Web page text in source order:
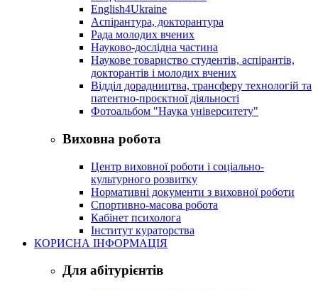
English4Ukraine
Аспірантура, докторантура
Рада молодих вчених
Науково-дослідна частина
Наукове товариство студентів, аспірантів,
докторантів і молодих вчених
Відділ дорадництва, трансферу технологій та
патентно-проєктної діяльності
Фотоальбом "Наука університету"
Виховна робота
Центр виховної роботи і соціально-
культурного розвитку
Нормативні документи з виховної роботи
Спортивно-масова робота
Кабінет психолога
Інститут кураторства
КОРИСНА ІНФОРМАЦІЯ
Для абітурієнтів